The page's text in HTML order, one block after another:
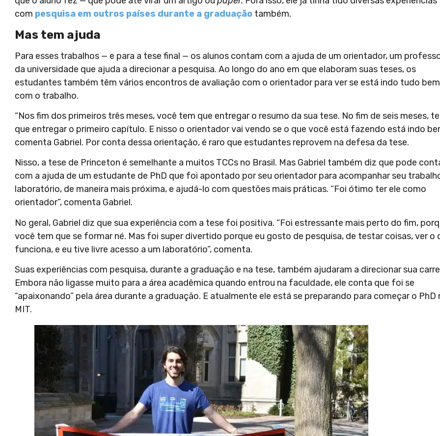
com pesquisa em outros países durante a graduação também.
Mas tem ajuda
Para esses trabalhos — e para a tese final — os alunos contam com a ajuda de um orientador, um
da universidade que ajuda a direcionar a pesquisa. Ao longo do ano em que elaboram suas teses, os
estudantes também têm vários encontros de avaliação com o orientador para ver se está indo tudo bem
com o trabalho.
“Nos fim dos primeiros três meses, você tem que entregar o resumo da sua tese. No fim de seis meses,
que entregar o primeiro capítulo. E nisso o orientador vai vendo se o que você está fazendo está indo
comenta Gabriel. Por conta dessa orientação, é raro que estudantes reprovem na defesa da tese.
Nisso, a tese de Princeton é semelhante a muitos TCCs no Brasil. Mas Gabriel também diz que pode
com a ajuda de um estudante de PhD que foi apontado por seu orientador para acompanhar seu
laboratório, de maneira mais próxima, e ajudá-lo com questões mais práticas. “Foi ótimo ter ele como
orientador”, comenta Gabriel.
No geral, Gabriel diz que sua experiência com a tese foi positiva. “Foi estressante mais perto do fim,
você tem que se formar né. Mas foi super divertido porque eu gosto de pesquisa, de testar coisas, ver o
funciona, e eu tive livre acesso a um laboratório”, comenta.
Suas experiências com pesquisa, durante a graduação e na tese, também ajudaram a direcionar sua
Embora não ligasse muito para a área acadêmica quando entrou na faculdade, ele conta que foi se
“apaixonando” pela área durante a graduação. E atualmente ele está se preparando para começar o PhD
MIT.